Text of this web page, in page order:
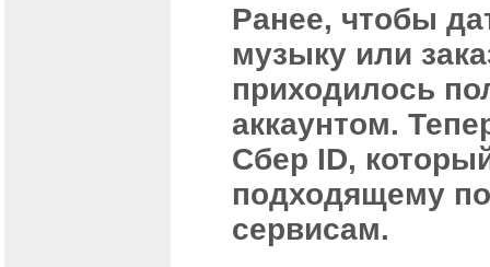
Ранее, чтобы
музыку или
приходилось
аккаунтом.
Сбер ID,
подходящему
сервисам.